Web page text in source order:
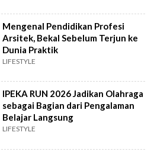
Mengenal Pendidikan Profesi
Arsitek, Bekal Sebelum Terjun ke
Dunia Praktik
LIFESTYLE
IPEKA RUN 2026 Jadikan Olahraga
sebagai Bagian dari Pengalaman
Belajar Langsung
LIFESTYLE